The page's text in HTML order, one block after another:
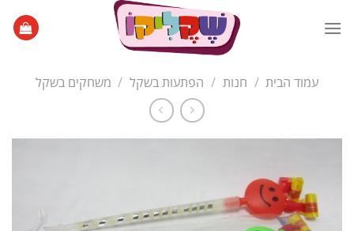
עמוד הבית / חנות / הפתעות בשקל / משחקים בשקל